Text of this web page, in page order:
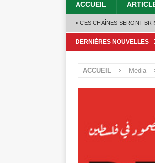
ACCUEIL
« CES CHAÎNES SERONT
DERNIÈRES NOUVELLES
ACCUEIL Média